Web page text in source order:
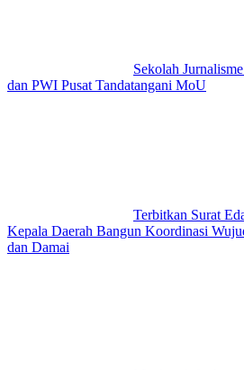
Sekolah
dan PWI Pusat Tandatangani MoU
Terbitkan Surat
Kepala Daerah Bangun Koordinasi
dan Damai